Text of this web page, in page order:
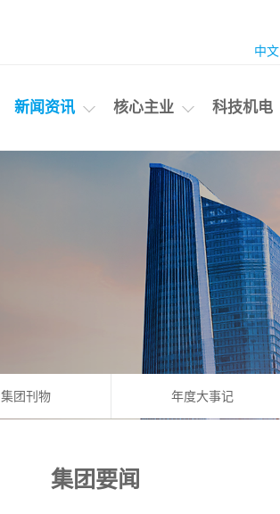
中文
新闻资讯 核心主业 科技机电
集团刊物 年度大事记
集团要闻